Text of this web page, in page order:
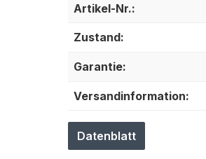
Artikel-Nr.:
Zustand:
Garantie:
Versandinformation:
Datenblatt